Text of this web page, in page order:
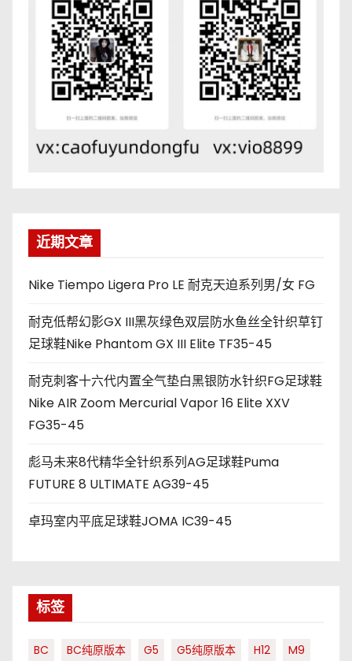
近期文章
Nike Tiempo Ligera Pro LE 耐克天迫系列男/女 FG
耐克低帮幻影GX III黑灰绿色双层防水鱼丝全针织草钉
足球鞋Nike Phantom GX III Elite TF35-45
耐克刺客十六代内置全气垫白黑银防水针织FG足球鞋
Nike AIR Zoom Mercurial Vapor 16 Elite XXV
FG35-45
彪马未来8代精华全针织系列AG足球鞋Puma
FUTURE 8 ULTIMATE AG39-45
卓玛室内平底足球鞋JOMA IC39-45
标签
BC BC纯原版本 G5 G5纯原版本 H12
M9